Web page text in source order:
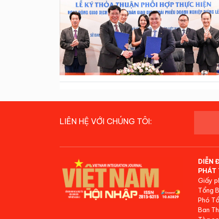
LIÊN HỆ VỚI CHÚNG TÔI:
DIỄN
PHÁT
Giấy
Tổng
Phó
Ban